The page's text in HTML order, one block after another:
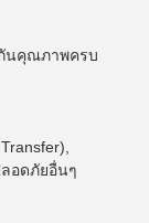
นคุณภาพครบ
อดภัยอื่นๆ